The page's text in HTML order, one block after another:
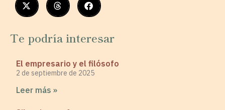
Te podría interesar
El empresario y el filósofo
2 de septiembre de 2025
Leer más »